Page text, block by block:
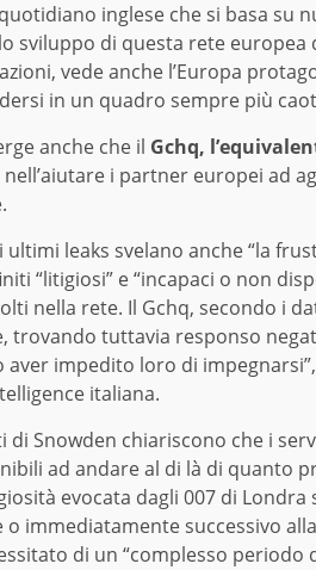
inglese che si basa su
sviluppo di questa rete europea
vede anche l’Europa
in un quadro sempre più
anche che il Gchq,
i partner europei ad
ultimi leaks svelano anche “la
“litigiosi” e “incapaci o non
nella rete. Il Gchq, secondo i
trovando tuttavia responso
impedito loro di
italiana.
di Snowden chiariscono che i
ad andare al di là di quanto
evocata dagli 007 di
o immediatamente successivo
di un “complesso periodo